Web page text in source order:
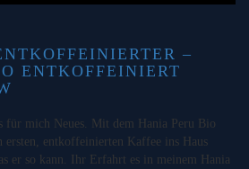
–
ENTKOFFEINIERT
für mich Neues. Mit dem Hania Peru Bio
ersten, entkoffeinierten Kaffee ins Haus
er so kann. Ihr Erfahrt es in meinem Hania